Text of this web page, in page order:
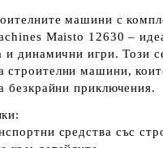
машини с
Maisto 12630 –
и динамични игри. Този
машини,
безкрайни приключения.
средства със